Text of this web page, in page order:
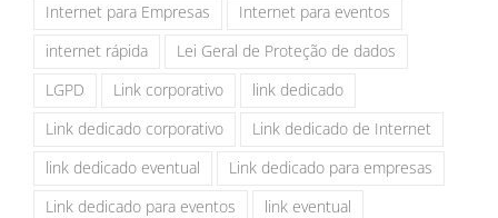
Internet para Empresas
Internet para eventos
internet rápida
Lei Geral de Proteção de dados
LGPD
Link corporativo
link dedicado
Link dedicado corporativo
Link dedicado de Internet
link dedicado eventual
Link dedicado para empresas
Link dedicado para eventos
link eventual